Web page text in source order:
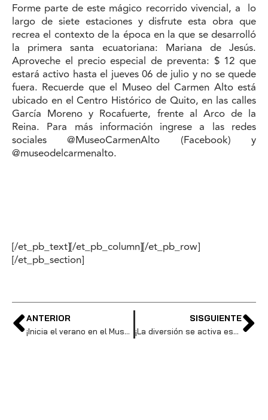
Forme parte de este mágico recorrido vivencial, a lo
largo de siete estaciones y disfrute esta obra que
recrea el contexto de la época en la que se desarrolló
la primera santa ecuatoriana: Mariana de Jesús.
Aproveche el precio especial de preventa: $ 12 que
estará activo hasta el jueves 06 de julio y no se quede
fuera. Recuerde que el Museo del Carmen Alto está
ubicado en el Centro Histórico de Quito, en las calles
García Moreno y Rocafuerte, frente al Arco de la
Reina. Para más información ingrese a las redes
sociales @MuseoCarmenAlto (Facebook) y
@museodelcarmenalto.
[/et_pb_text][/et_pb_column][/et_pb_row]
[/et_pb_section]
ANTERIOR
¡Inicia el verano en el Museo del Carmen Alto!
SISGUIENTE
¡La diversión se activa este verano en el MIC!